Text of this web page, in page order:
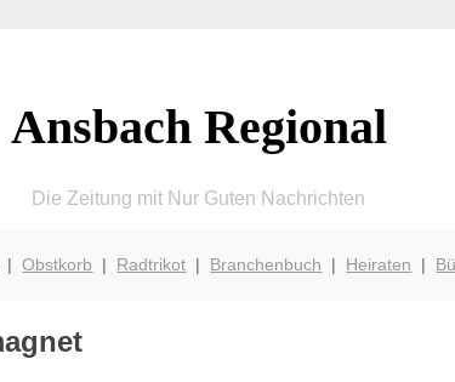
Ansbach Regional
Die Zeitung mit Nur Guten Nachrichten
|Obstkorb | Radtrikot | Branchenbuch | Heiraten |